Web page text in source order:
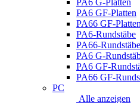
PA6 GF-Platten
PA66 GF-Platten
PA6-Rundstäbe
PA66-Rundstäbe
PA6 G-
PA6 GF-
PA66 GF-
PC
Alle anzeigen